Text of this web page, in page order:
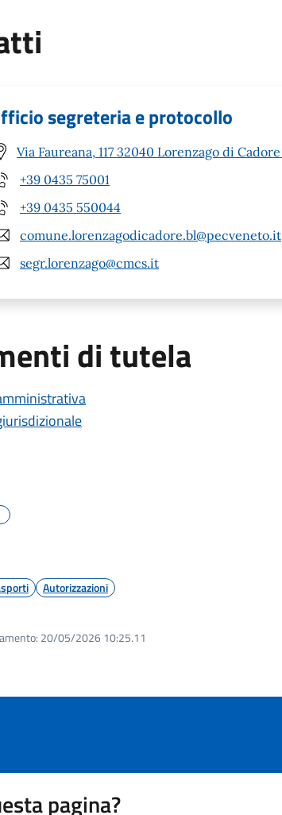
segreteria e protocollo
Via Faureana, 117 32040 Lorenzago di
+39 0435 75001
+39 0435 550044
comune.lorenzagodicadore.bl@pecveneto.it
segr.lorenzago@cmcs.it
di tutela
Autorizzazioni
20/05/2026 10:25.11
pagina?